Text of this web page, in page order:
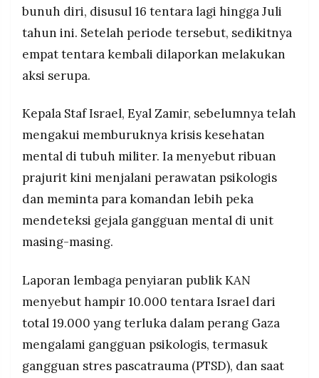
bunuh diri, disusul 16 tentara lagi hingga Juli
tahun ini. Setelah periode tersebut, sedikitnya
empat tentara kembali dilaporkan melakukan
aksi serupa.
Kepala Staf Israel, Eyal Zamir, sebelumnya telah
mengakui memburuknya krisis kesehatan
mental di tubuh militer. Ia menyebut ribuan
prajurit kini menjalani perawatan psikologis
dan meminta para komandan lebih peka
mendeteksi gejala gangguan mental di unit
masing-masing.
Laporan lembaga penyiaran publik KAN
menyebut hampir 10.000 tentara Israel dari
total 19.000 yang terluka dalam perang Gaza
mengalami gangguan psikologis, termasuk
gangguan stres pascatrauma (PTSD), dan saat